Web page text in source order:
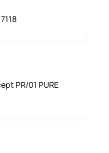
PR/01 PURE